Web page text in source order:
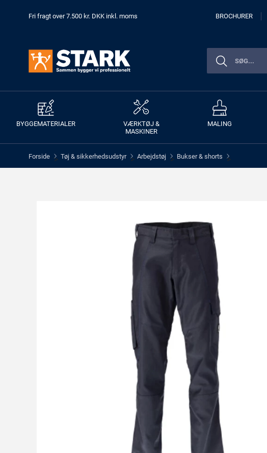
Fri fragt over 7.500 kr. DKK inkl. moms BROCHURER
BYGGEMATERIALER
VÆRKTØJ &
MASKINER
MALING
Forside > Tøj & sikkerhedsudstyr > Arbejdstøj > Bukser & shorts >